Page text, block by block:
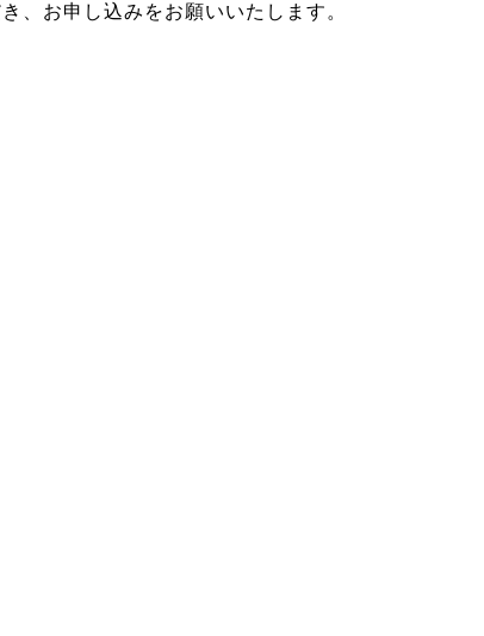
、お申し込みをお願いいたします。